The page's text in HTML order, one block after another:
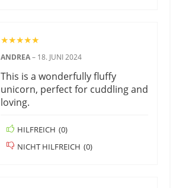
★★★★★
ANDREA– 18. JUNI 2024
This is a wonderfully fluffy
unicorn, perfect for cuddling and
loving.
HILFREICH (0)
NICHT HILFREICH (0)